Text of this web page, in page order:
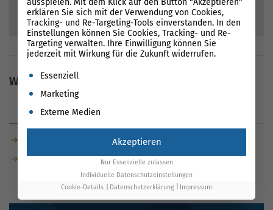
92Bewertungen
90%
Weitere Inhalte
Glossar
Alert
ausspielen. Mit dem Klick auf den Button "Akzeptieren"
erklären Sie sich mit der Verwendung von Cookies,
Tracking- und Re-Targeting-Tools einverstanden. In den
Einstellungen können Sie Cookies, Tracking- und Re-
Targeting verwalten. Ihre Einwilligung können Sie
jederzeit mit Wirkung für die Zukunft widerrufen.
Es folgt eine Liste der Service-Gruppen, für die eine
Essenziell
Marketing
Externe Medien
Akzeptieren
Nur Essenzielle zulassen
Individuelle Datenschutzeinstellungen
Cookie-Details
Datenschutzerklärung Impressum